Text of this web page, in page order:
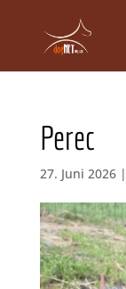
Perec
27. Juni 2026 |